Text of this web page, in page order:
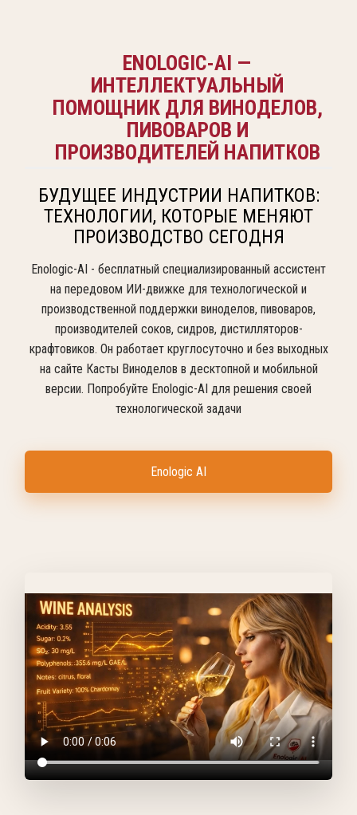
ENOLOGIC-AI —
ИНТЕЛЛЕКТУАЛЬНЫЙ
ПОМОЩНИК ДЛЯ ВИНОДЕЛОВ,
ПИВОВАРОВ И
ПРОИЗВОДИТЕЛЕЙ НАПИТКОВ
БУДУЩЕЕ ИНДУСТРИИ НАПИТКОВ:
ТЕХНОЛОГИИ, КОТОРЫЕ МЕНЯЮТ
ПРОИЗВОДСТВО СЕГОДНЯ
Enologic-AI - бесплатный специализированный ассистент
на передовом ИИ-движке для технологической и
производственной поддержки виноделов, пивоваров,
производителей соков, сидров, дистилляторов-
крафтовиков. Он работает круглосуточно и без выходных
на сайте Касты Виноделов в десктопной и мобильной
версии. Попробуйте Enologic-AI для решения своей
технологической задачи
Enologic AI